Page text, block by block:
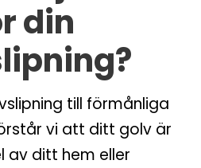
din
till förmånliga
vi att ditt golv är
av ditt hem eller